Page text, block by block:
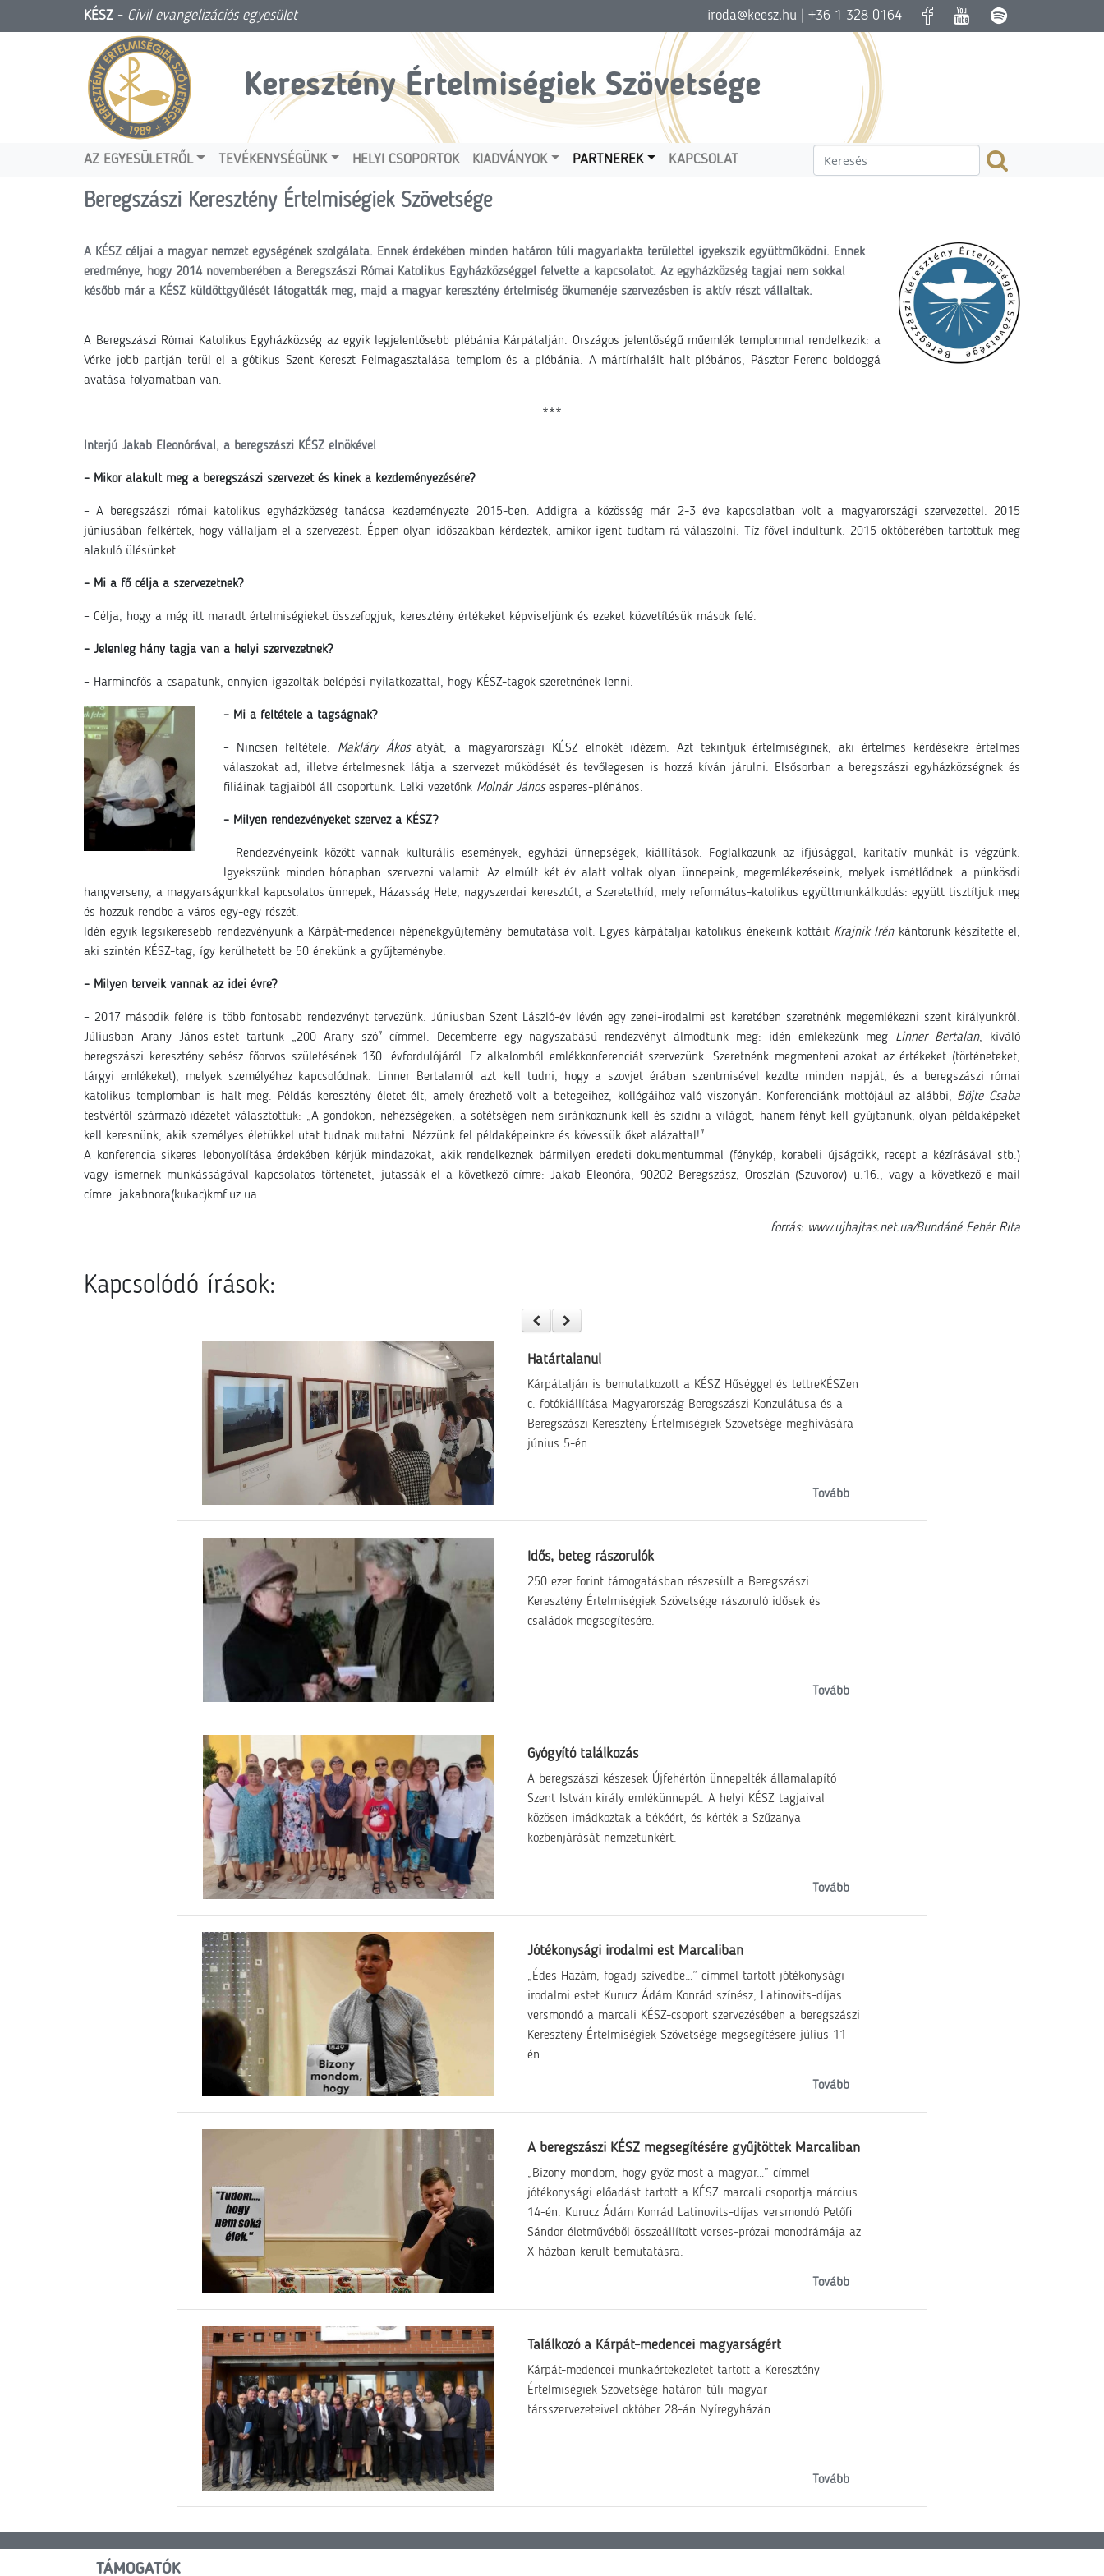
KÉSZ - Civil evangelizációs egyesület iroda@keesz.hu | +36 1 328 0164
Keresztény Értelmiségiek Szövetsége
AZ EGYESÜLETRŐL TEVÉKENYSÉGÜNK HELYI CSOPORTOK KIADVÁNYOK PARTNEREK KAPCSOLAT
Beregszászi Keresztény Értelmiségiek Szövetsége
A KÉSZ céljai a magyar nemzet egységének szolgálata. Ennek érdekében minden határon túli magyarlakta területtel igyekszik együttműködni. Ennek
eredménye, hogy 2014 novemberében a Beregszászi Római Katolikus Egyházközséggel felvette a kapcsolatot. Az egyházközség tagjai nem sokkal
később már a KÉSZ küldöttgyűlését látogatták meg, majd a magyar keresztény értelmiség ökumenéje szervezésben is aktív részt vállaltak.
A Beregszászi Római Katolikus Egyházközség az egyik legjelentősebb plébánia Kárpátalján. Országos jelentőségű műemlék templommal rendelkezik: a
Vérke jobb partján terül el a gótikus Szent Kereszt Felmagasztalása templom és a plébánia. Amártírhalált halt plébános, Pásztor Ferenc boldoggá
avatása folyamatban van.
***
Interjú Jakab Eleonórával, a beregszászi KÉSZ elnökével
– Mikor alakult meg a beregszászi szervezet és kinek a kezdeményezésére?
– A beregszászi római katolikus egyházközség tanácsa kezdeményezte 2015-ben. Addigra a közösség már 2-3 éve kapcsolatban volt a magyarországi szervezettel. 2015
júniusában felkértek, hogy vállaljam el a szervezést. Éppen olyan időszakban kérdezték, amikor igent tudtam rá válaszolni. Tíz fővel indultunk. 2015 októberében tartottuk meg
alakuló ülésünket.
– Mi a fő célja a szervezetnek?
– Célja, hogy a még itt maradt értelmiségieket összefogjuk, keresztény értékeket képviseljünk és ezeket közvetítésük mások felé.
– Jelenleg hány tagja van a helyi szervezetnek?
– Harmincfős a csapatunk, ennyien igazolták belépési nyilatkozattal, hogy KÉSZ-tagok szeretnének lenni.
– Mi a feltétele a tagságnak?
– Nincsen feltétele. Makláry Ákosatyát, a magyarországi KÉSZ elnökét idézem: Azt tekintjük értelmiséginek, aki értelmes kérdésekre értelmes
válaszokat ad, illetve értelmesnek látja a szervezet működését és tevőlegesen is hozzá kíván járulni. Elsősorban a beregszászi egyházközségnek és
filiáinak tagjaiból áll csoportunk. Lelki vezetőnk Molnár Jánosesperes-plénános.
– Milyen rendezvényeket szervez a KÉSZ?
– Rendezvényeink között vannak kulturális események, egyházi ünnepségek, kiállítások. Foglalkozunk az ifjúsággal, karitatív munkát is végzünk.
Igyekszünk minden hónapban szervezni valamit. Az elmúlt két év alatt voltak olyan ünnepeink, megemlékezéseink, melyek ismétlődnek: a pünkösdi
hangverseny, a magyarságunkkal kapcsolatos ünnepek, Házasság Hete, nagyszerdai keresztút, a Szeretethíd, mely református-katolikus együttmunkálkodás: együtt tisztítjuk meg
és hozzuk rendbe a város egy-egy részét.
Idén egyik legsikeresebb rendezvényünk a Kárpát-medencei népénekgyűjtemény bemutatása volt. Egyes kárpátaljai katolikus énekeink kottáit Krajnik Irénkántorunk készítette el,
aki szintén KÉSZ-tag, így kerülhetett be 50 énekünk a gyűjteménybe.
– Milyen terveik vannak az idei évre?
– 2017 második felére is több fontosabb rendezvényt tervezünk. Júniusban Szent László-év lévén egy zenei-irodalmi est keretében szeretnénk megemlékezni szent királyunkról.
Júliusban Arany János-estet tartunk „200 Arany szó" címmel. Decemberre egy nagyszabású rendezvényt álmodtunk meg: idén emlékezünk meg Linner Bertalan, kiváló
beregszászi keresztény sebész főorvos születésének 130. évfordulójáról. Ez alkalomból emlékkonferenciát szervezünk. Szeretnénk megmenteni azokat az értékeket (történeteket,
tárgyi emlékeket), melyek személyéhez kapcsolódnak. Linner Bertalanról azt kell tudni, hogy a szovjet érában szentmisével kezdte minden napját, és a beregszászi római
katolikus templomban is halt meg. Példás keresztény életet élt, amely érezhető volt a betegeihez, kollégáihoz való viszonyán. Konferenciánk mottójául az alábbi, Böjte Csaba
testvértől származó idézetet választottuk: „A gondokon, nehézségeken, a sötétségen nem siránkoznunk kell és szidni a világot, hanem fényt kell gyújtanunk, olyan példaképeket
kell keresnünk, akik személyes életükkel utat tudnak mutatni. Nézzünk fel példaképeinkre és kövessük őket alázattal!"
A konferencia sikeres lebonyolítása érdekében kérjük mindazokat, akik rendelkeznek bármilyen eredeti dokumentummal (fénykép, korabeli újságcikk, recept a kézírásával stb.)
vagy ismernek munkásságával kapcsolatos történetet, jutassák el a következő címre: Jakab Eleonóra, 90202 Beregszász, Oroszlán (Szuvorov) u.16., vagy a következő e-mail
címre: jakabnora(kukac)kmf.uz.ua
forrás: www.ujhajtas.net.ua/Bundáné Fehér Rita
Kapcsolódó írások:
Határtalanul
Kárpátalján is bemutatkozott a KÉSZ Hűséggel és tettreKÉSZen
c. fotókiállítása Magyarország Beregszászi Konzulátusa és a
Beregszászi Keresztény Értelmiségiek Szövetsége meghívására
június 5-én.
Tovább
Idős, beteg rászorulók
250 ezer forint támogatásban részesült a Beregszászi
Keresztény Értelmiségiek Szövetsége rászoruló idősek és
családok megsegítésére.
Tovább
Gyógyító találkozás
A beregszászi készesek Újfehértón ünnepelték államalapító
Szent István király emlékünnepét. A helyi KÉSZ tagjaival
közösen imádkoztak a békéért, és kérték a Szűzanya
közbenjárását nemzetünkért.
Tovább
Jótékonysági irodalmi est Marcaliban
„Édes Hazám, fogadj szívedbe…” címmel tartott jótékonysági
irodalmi estet Kurucz Ádám Konrád színész, Latinovits-díjas
versmondó a marcali KÉSZ-csoport szervezésében a beregszászi
Keresztény Értelmiségiek Szövetsége megsegítésére július 11-
én.
Tovább
A beregszászi KÉSZ megsegítésére gyűjtöttek Marcaliban
„Bizony mondom, hogy győz most a magyar…” címmel
jótékonysági előadást tartott a KÉSZ marcali csoportja március
14-én. Kurucz Ádám Konrád Latinovits-díjas versmondó Petőfi
Sándor életművéből összeállított verses-prózai monodrámája az
X-házban került bemutatásra.
Tovább
Találkozó a Kárpát-medencei magyarságért
Kárpát-medencei munkaértekezletet tartott a Keresztény
Értelmiségiek Szövetsége határon túli magyar
társszervezeteivel október 28-án Nyíregyházán.
Tovább
TÁMOGATÓK